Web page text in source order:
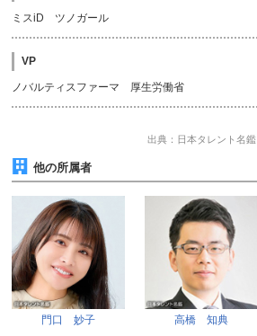
ミスiD ツノガール
VP
ノバルティスファーマ 厚生労働省
出典：日本タレント名鑑
他の所属者
門口 妙子 高橋 知典